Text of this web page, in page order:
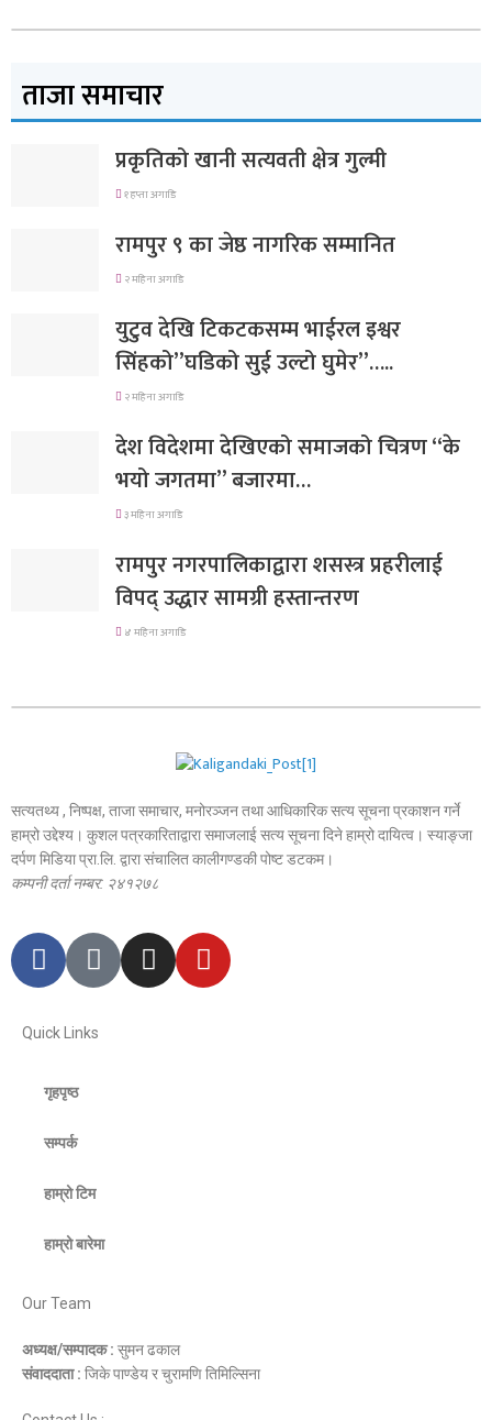
ताजा समाचार
प्रकृतिको खानी सत्यवती क्षेत्र गुल्मी
१ हप्ता अगाडि
रामपुर ९ का जेष्ठ नागरिक सम्मानित
२ महिना अगाडि
युटुव देखि टिकटकसम्म भाईरल इश्वर
सिंहको”घडिको सुई उल्टो घुमेर”…..
२ महिना अगाडि
देश विदेशमा देखिएको समाजको चित्रण “के
भयो जगतमा” बजारमा…
३ महिना अगाडि
रामपुर नगरपालिकाद्वारा शसस्त्र प्रहरीलाई
विपद् उद्धार सामग्री हस्तान्तरण
४ महिना अगाडि
सत्यतथ्य , निष्पक्ष, ताजा समाचार, मनोरञ्जन तथा आधिकारिक सत्य सूचना प्रकाशन गर्ने
हाम्रो उद्देश्य। कुशल पत्रकारिताद्वारा समाजलाई सत्य सूचना दिने हाम्रो दायित्व। स्याङ्जा
दर्पण मिडिया प्रा.लि. द्वारा संचालित कालीगण्डकी पोष्ट डटकम।
कम्पनी दर्ता नम्बर: २४१२७८
Quick Links
गृहपृष्ठ
सम्पर्क
हाम्रो टिम
हाम्रो बारेमा
Our Team
अध्यक्ष/सम्पादक : सुमन ढकाल
संवाददाता : जिके पाण्डेय र चुरामणि तिमिल्सिना